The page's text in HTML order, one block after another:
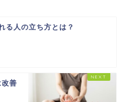
る人の立ち方とは？
善